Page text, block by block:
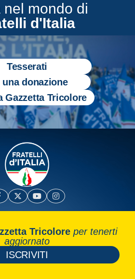
nel mondo di
d'Italia
Tesserati
una donazione
Gazzetta Tricolore
Tricolore per tenerti
aggiornato
ISCRIVITI